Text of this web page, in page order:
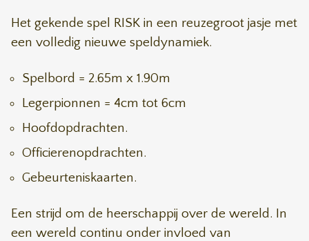
Het gekende spel RISK in een reuzegroot jasje met
een volledig nieuwe speldynamiek.
Spelbord = 2.65m x 1.90m
Legerpionnen = 4cm tot 6cm
Hoofdopdrachten.
Officierenopdrachten.
Gebeurteniskaarten.
Een strijd om de heerschappij over de wereld. In
een wereld continu onder invloed van